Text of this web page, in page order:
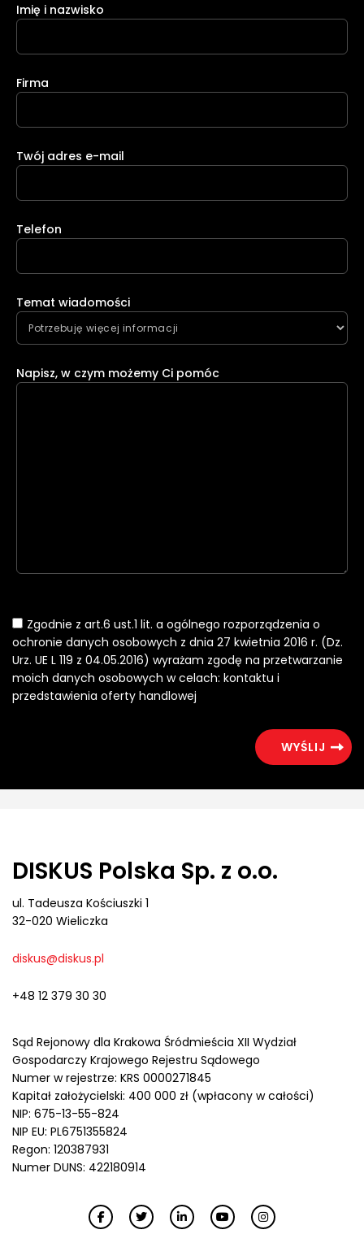
Imię i nazwisko
Firma
Twój adres e-mail
Telefon
Temat wiadomości
Napisz, w czym możemy Ci pomóc
Zgodnie z art.6 ust.1 lit. a ogólnego rozporządzenia o
ochronie danych osobowych z dnia 27 kwietnia 2016 r. (Dz.
Urz. UE L 119 z 04.05.2016) wyrażam zgodę na przetwarzanie
moich danych osobowych w celach: kontaktu i
przedstawienia oferty handlowej
DISKUS Polska Sp. z o.o.
ul. Tadeusza Kościuszki 1
32-020 Wieliczka
diskus@diskus.pl
+48 12 379 30 30
Sąd Rejonowy dla Krakowa Śródmieścia XII Wydział
Gospodarczy Krajowego Rejestru Sądowego
Numer w rejestrze: KRS 0000271845
Kapitał założycielski: 400 000 zł (wpłacony w całości)
NIP: 675-13-55-824
NIP EU: PL6751355824
Regon: 120387931
Numer DUNS: 422180914